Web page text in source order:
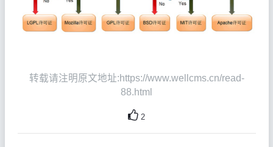
转载请注明原文地址:https://www.wellcms.cn/read-
88.html
2